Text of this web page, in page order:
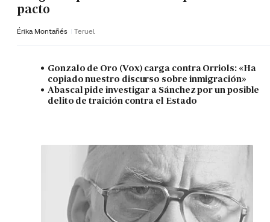
pacto
Érika Montañés Teruel
Gonzalo de Oro (Vox) carga contra Orriols: «Ha
copiado nuestro discurso sobre inmigración»
Abascal pide investigar a Sánchez por un posible
delito de traición contra el Estado